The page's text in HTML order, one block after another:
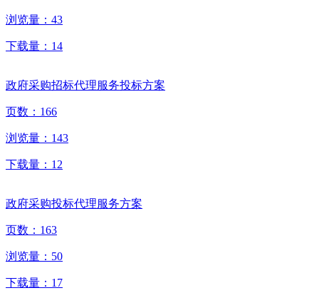
浏览量： 43
下载量： 14
政府采购招标代理服务投标方案
页数： 166
浏览量： 143
下载量： 12
政府采购投标代理服务方案
页数： 163
浏览量： 50
下载量： 17